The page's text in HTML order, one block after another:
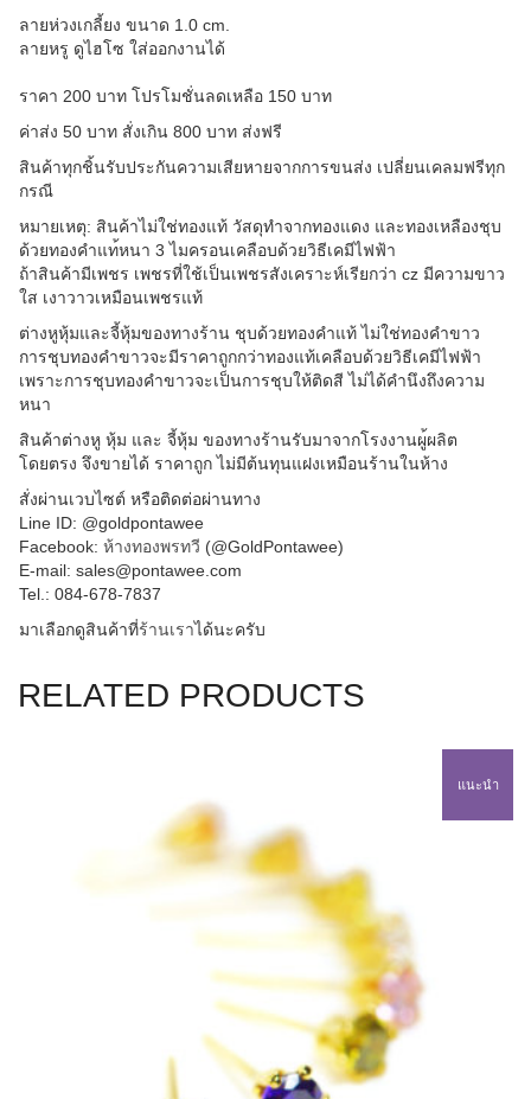
ลายห่วงเกลี้ยง ขนาด 1.0 cm.
ลายหรู ดูไฮโซ ใส่ออกงานได้
ราคา 200 บาท โปรโมชั่นลดเหลือ 150 บาท
ค่าส่ง 50 บาท สั่งเกิน 800 บาท ส่งฟรี
สินค้าทุกชิ้นรับประกันความเสียหายจากการขนส่ง เปลี่ยนเคลมฟรีทุก
กรณี
หมายเหตุ: สินค้าไม่ใช่ทองแท้ วัสดุทำจากทองแดง และทองเหลืองชุบ
ด้วยทองคำแท้หนา 3 ไมครอนเคลือบด้วยวิธีเคมีไฟฟ้า
ถ้าสินค้ามีเพชร เพชรที่ใช้เป็นเพชรสังเคราะห์เรียกว่า cz มีความขาว
ใส เงาวาวเหมือนเพชรแท้
ต่างหูหุ้มและจี้หุ้มของทางร้าน ชุบด้วยทองคำแท้ ไม่ใช่ทองคำขาว
การชุบทองคำขาวจะมีราคาถูกกว่าทองแท้เคลือบด้วยวิธีเคมีไฟฟ้า
เพราะการชุบทองคำขาวจะเป็นการชุบให้ติดสี ไม่ได้คำนึงถึงความ
หนา
สินค้าต่างหู หุ้ม และ จี้หุ้ม ของทางร้านรับมาจากโรงงานผู้ผลิต
โดยตรง จึงขายได้ ราคาถูก ไม่มีต้นทุนแฝงเหมือนร้านในห้าง
สั่งผ่านเวบไซต์ หรือติดต่อผ่านทาง
Line ID: @goldpontawee
Facebook: ห้างทองพรทวี (@GoldPontawee)
E-mail: sales@pontawee.com
Tel.: 084-678-7837
มาเลือกดูสินค้าที่ร้านเราได้นะครับ
RELATED PRODUCTS
แนะนำ